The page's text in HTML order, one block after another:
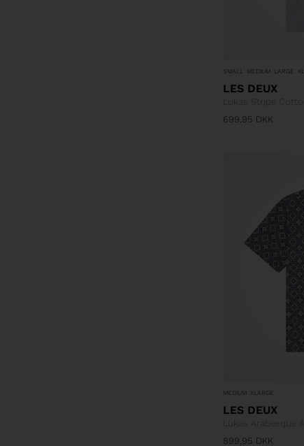
SMALL MEDIUM LARGE
LES DEUX
Lukas Stripe
699,95 DKK
MEDIUM XLARGE
LES DEUX
Lukas Arabesque
899,95 DKK